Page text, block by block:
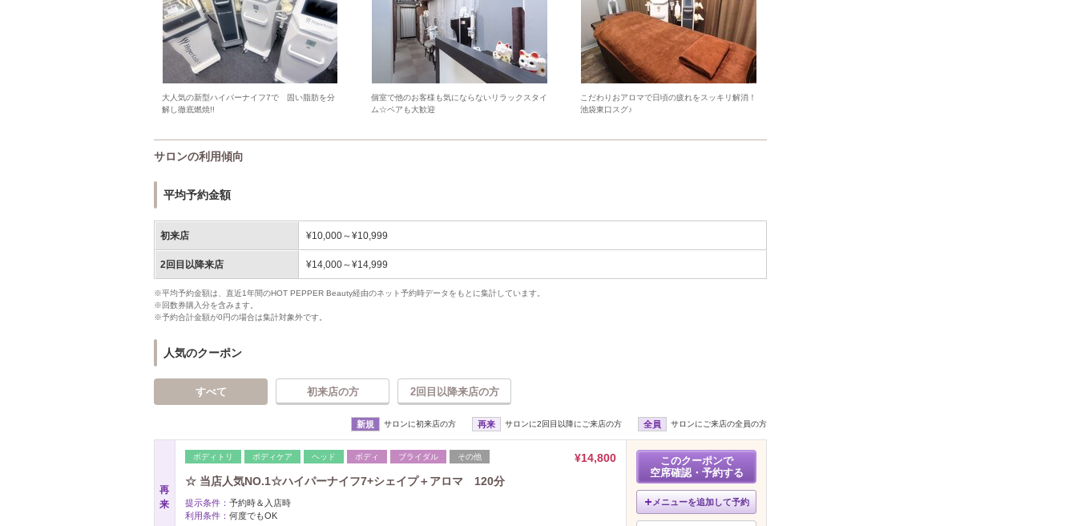
大人気の新型ハイパーナイフ7で 固い脂肪を分
解し徹底燃焼!!
個室で他のお客様も気にならないリラックスタイ
ム☆ペアも大歓迎
こだわりおアロマで日頃の疲れをスッキリ解消！
池袋東口スグ♪
サロンの利用傾向
平均予約金額
初来店 ¥10,000～¥10,999
2回目以降来店 ¥14,000～¥14,999
※平均予約金額は、直近1年間のHOT PEPPER Beauty経由のネット予約時データをもとに集計しています。
※回数券購入分を含みます。
※予約合計金額が0円の場合は集計対象外です。
人気のクーポン
すべて 初来店の方 2回目以降来店の方
新規 サロンに初来店の方 再来 サロンに2回目以降にご来店の方 全員 サロンにご来店の全員の方
再
来
ボディトリ ボディケア ヘッド ボディ ブライダル その他
¥14,800
☆ 当店人気NO.1☆ハイパーナイフ7+シェイプ＋アロマ 120分
提示条件： 予約時＆入店時
利用条件： 何度でもOK
このクーポンで
空席確認・予約する
メニューを追加して予約